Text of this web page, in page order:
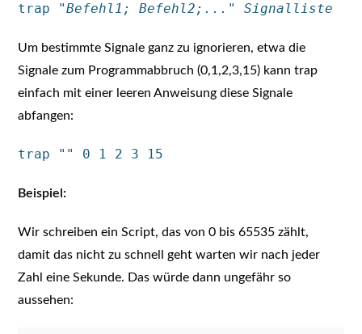
trap "Befehl1; Befehl2;... "Signalliste
Um bestimmte Signale ganz zu ignorieren, etwa die
Signale zum Programmabbruch (0,1,2,3,15) kann trap
einfach mit einer leeren Anweisung diese Signale
abfangen:
trap "" 0 1 2 3 15
Beispiel:
Wir schreiben ein Script, das von 0 bis 65535 zählt,
damit das nicht zu schnell geht warten wir nach jeder
Zahl eine Sekunde. Das würde dann ungefähr so
aussehen: